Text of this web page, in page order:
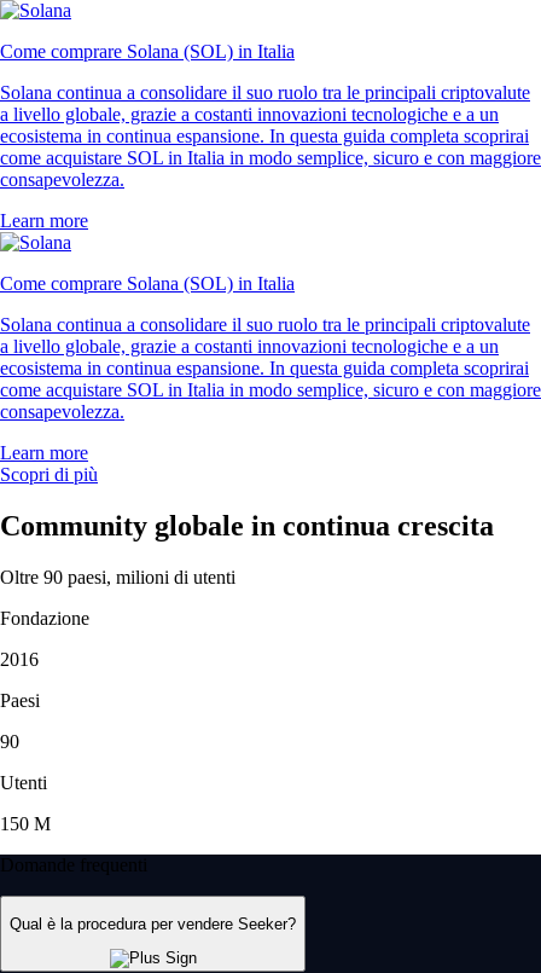
Come comprare Solana (SOL) in Italia
Solana continua a consolidare il suo ruolo tra le principali criptovalute
a livello globale, grazie a costanti innovazioni tecnologiche e a un
ecosistema in continua espansione. In questa guida completa scoprirai
come acquistare SOL in Italia in modo semplice, sicuro e con maggiore
consapevolezza.
Learn more
Come comprare Solana (SOL) in Italia
Solana continua a consolidare il suo ruolo tra le principali criptovalute
a livello globale, grazie a costanti innovazioni tecnologiche e a un
ecosistema in continua espansione. In questa guida completa scoprirai
come acquistare SOL in Italia in modo semplice, sicuro e con maggiore
consapevolezza.
Learn more
Scopri di più
Community globale in continua crescita
Oltre 90 paesi, milioni di utenti
Fondazione
2016
Paesi
90
Utenti
150 M
Domande frequenti
Qual è la procedura per vendere Seeker?